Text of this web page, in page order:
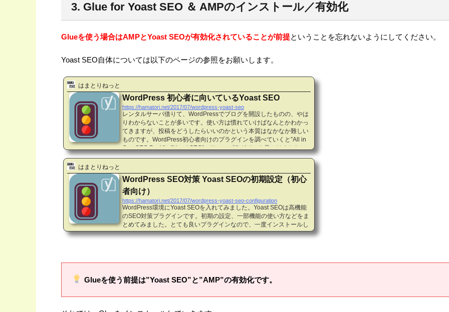
3. Glue for Yoast SEO ＆ AMPのインストール／有効化
Glueを使う場合はAMPとYoast SEOが有効化されていることが前提ということを忘れないようにしてください。
Yoast SEO自体については以下のページの参照をお願いします。
はまとりねっと
WordPress 初心者に向いているYoast SEO
https://hamatori.net/2017/07/wordpress-yoast-seo
レンタルサーバ借りて、WordPressでブログを開設したものの、やは
りわからないことが多いです。使い方は慣れていけばなんとかわかっ
てきますが、投稿をどうしたらいいのかという本質はなかなか難しい
ものです。WordPress初心者向けのプラグインを調べていくと”All in
One SEO Pack”と”Yoast SEO”の二つのプラグインを見つけました。
どちらを入れるか悩みながらも私は”Yoast SEO”を選択しました。私
たい”という感じなので、”SEO対策したい”という観点に集中すると別
の見...
はまとりねっと
WordPress SEO対策 Yoast SEOの初期設定（初心
者向け）
https://hamatori.net/2017/07/wordpress-yoast-seo-configuration
WordPress環境にYoast SEOを入れてみました。Yoast SEOは高機能
のSEO対策プラグインです。初期の設定、一部機能の使い方などをま
とめてみました。とても良いプラグインなので、一度インストールし
てみることをおすすめします。1. なぜYoast SEOなのか？SEO対策の
めてみまし...
Glueを使う前提は”Yoast SEO”と”AMP”の有効化です。